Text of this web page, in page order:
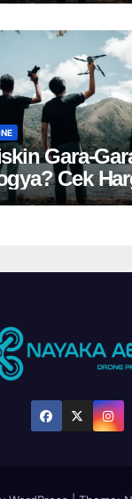
Gara-
Cek